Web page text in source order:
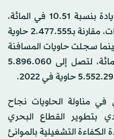
وشهدت الحاويات الواردة زيادة بنسبة 10.51 في المائة،
لتصل إلى 2.737.910 حاويات، مقارنة بـ2.477.555 حاوية
سجلت حاويات المسافنة
ارتفاعاً بنسبة 6.23 في المائة، لتصل إلى 5.896.060
في مناولة الحاويات نجاح
بتطوير القطاع البحري
الكفاءة التشغيلية بالموانئ